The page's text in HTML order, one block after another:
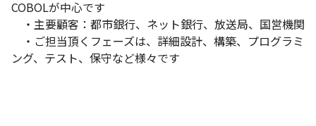
COBOLが中心です
・主要顧客：都市銀行、ネット銀行、放送局、国営機関
・ご担当頂くフェーズは、詳細設計、構築、プログラミ
ング、テスト、保守など様々です